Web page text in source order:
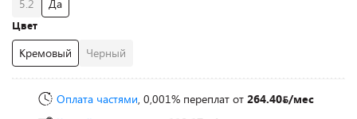
5.2 Да
Цвет
Кремовый Черный
Оплата частями, 0,001% переплат от 264.40 /мес